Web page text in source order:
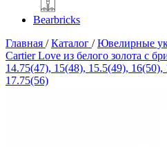
Bearbricks
Главная /Каталог /Ювелирные
Cartier Love из белого золота с
14.75(47), 15(48), 15.5(49),
17.75(56)